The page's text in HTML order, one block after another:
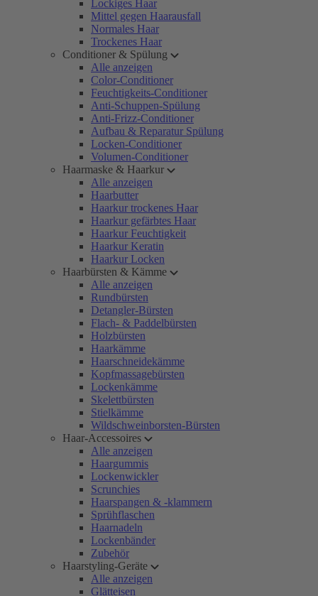
Lockiges Haar
Mittel gegen Haarausfall
Normales Haar
Trockenes Haar
Conditioner & Spülung
Alle anzeigen
Color-Conditioner
Feuchtigkeits-Conditioner
Anti-Schuppen-Spülung
Anti-Frizz-Conditioner
Aufbau & Reparatur Spülung
Locken-Conditioner
Volumen-Conditioner
Haarmaske & Haarkur
Alle anzeigen
Haarbutter
Haarkur trockenes Haar
Haarkur gefärbtes Haar
Haarkur Feuchtigkeit
Haarkur Keratin
Haarkur Locken
Haarbürsten & Kämme
Alle anzeigen
Rundbürsten
Detangler-Bürsten
Flach- & Paddelbürsten
Holzbürsten
Haarkämme
Haarschneidekämme
Kopfmassagebürsten
Lockenkämme
Skelettbürsten
Stielkämme
Wildschweinborsten-Bürsten
Haar-Accessoires
Alle anzeigen
Haargummis
Lockenwickler
Scrunchies
Haarspangen & -klammern
Sprühflaschen
Haarnadeln
Lockenbänder
Zubehör
Haarstyling-Geräte
Alle anzeigen
Glätteisen